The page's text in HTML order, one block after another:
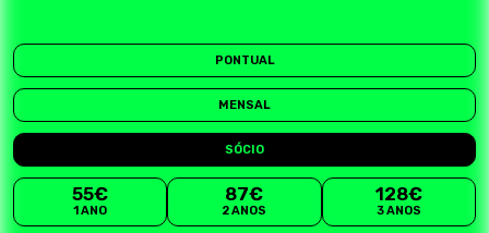
PONTUAL
MENSAL
SÓCIO
55€
1 ANO
87€
2 ANOS
128€
3 ANOS